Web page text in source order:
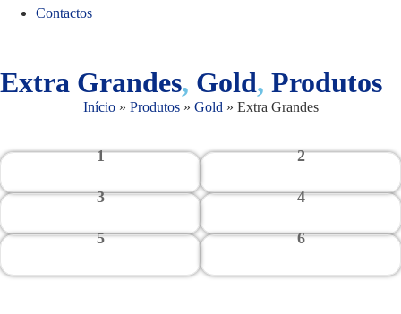
Contactos
Extra Grandes, Gold, Produtos
Início» Produtos» Gold » Extra Grandes
1 2
3 4
5 6